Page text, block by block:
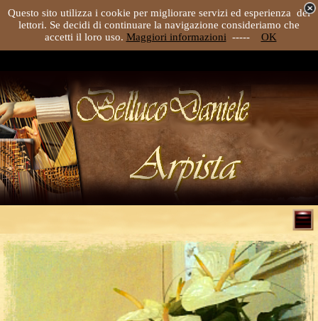
Questo sito utilizza i cookie per migliorare servizi ed esperienza dei
lettori. Se decidi di continuare la navigazione consideriamo che
accetti il loro uso. Maggiori informazioni ----- OK